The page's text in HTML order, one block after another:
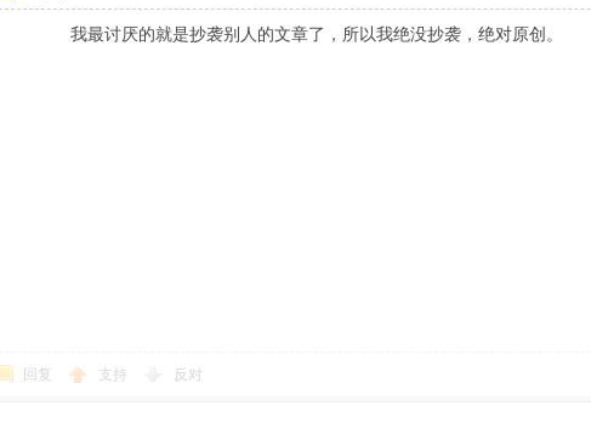
我最讨厌的就是抄袭别人的文章了，所以我绝没抄袭，绝对原创。
回复 支持 反对